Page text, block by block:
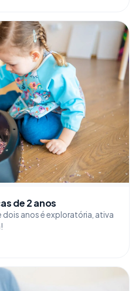
de 2 anos
dois anos é exploratória, ativa